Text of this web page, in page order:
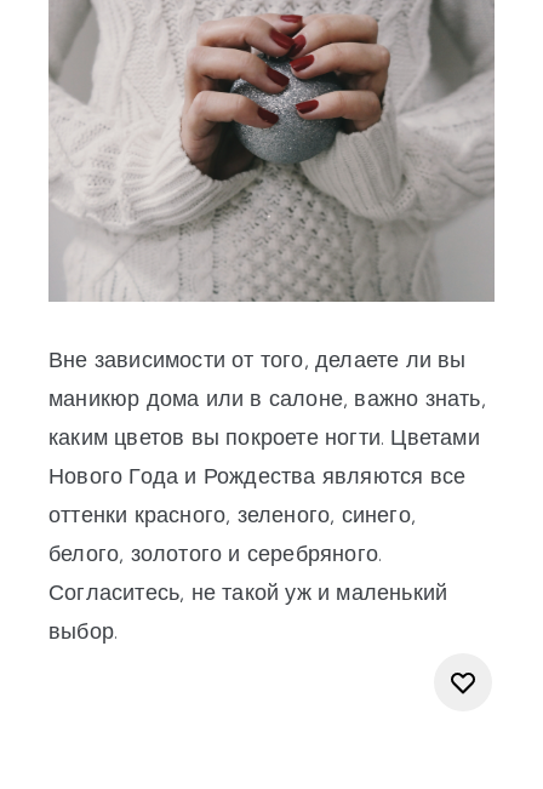
Вне зависимости от того, делаете ли вы
маникюр дома или в салоне, важно знать,
каким цветов вы покроете ногти. Цветами
Нового Года и Рождества являются все
оттенки красного, зеленого, синего,
белого, золотого и серебряного.
Согласитесь, не такой уж и маленький
выбор.